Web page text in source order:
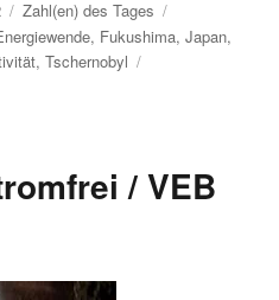
Kategorien
Zahl(en) des Tages
, Fukushima,Japan,
,Tschernobyl
/ VEB